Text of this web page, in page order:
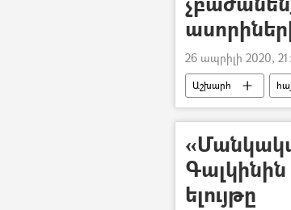
26 ապրիլի 2020,
Աշխարհ
ելույթը